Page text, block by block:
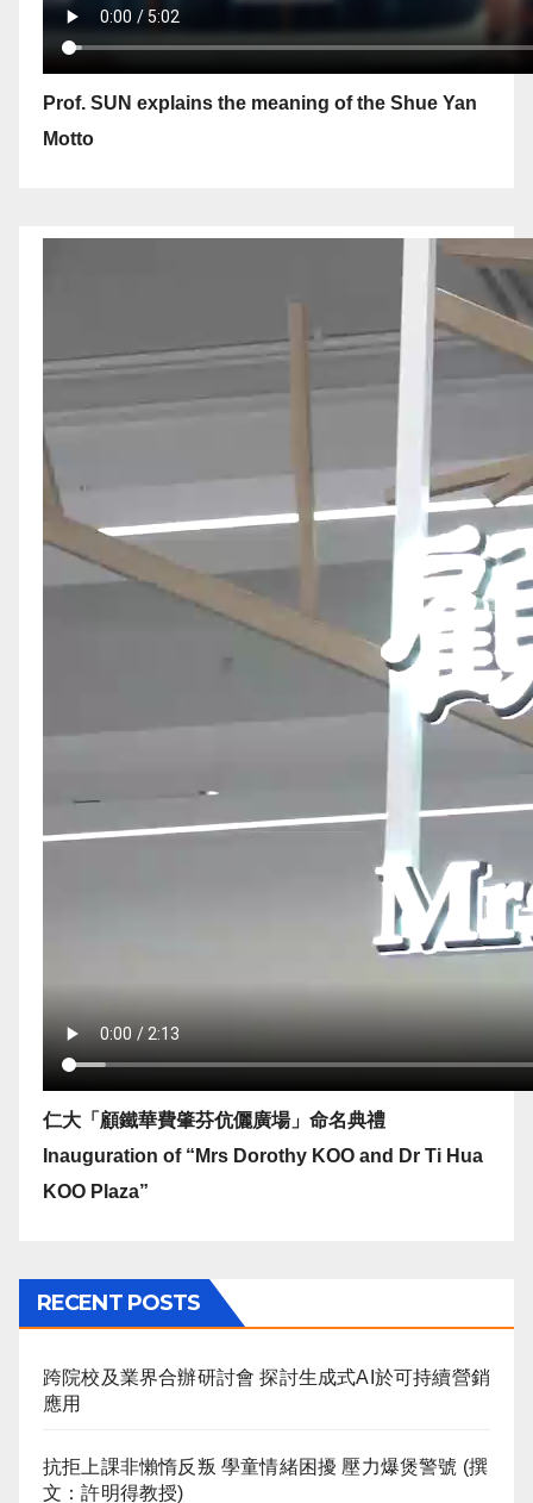
Prof. SUN explains the meaning of the Shue Yan
Motto
仁大「顧鐵華費肇芬伉儷廣場」命名典禮
Inauguration of “Mrs Dorothy KOO and Dr Ti Hua
KOO Plaza”
RECENT POSTS
跨院校及業界合辦研討會 探討生成式AI於可持續營銷
應用
抗拒上課非懶惰反叛 學童情緒困擾 壓力爆煲警號 (撰
文：許明得教授)